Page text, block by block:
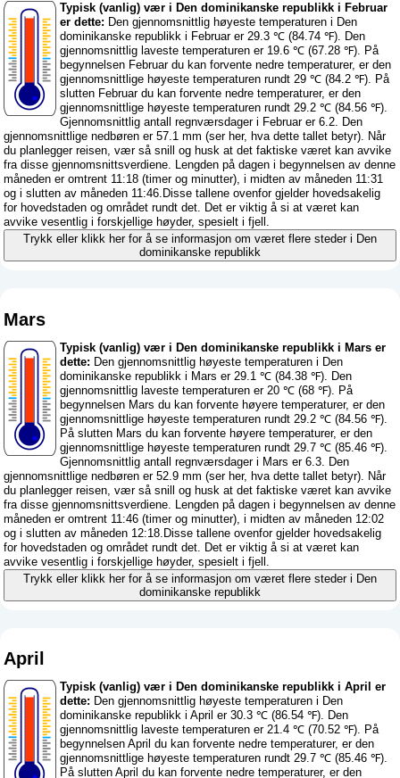
Typisk (vanlig) vær i Den dominikanske republikk i Februar
er dette: Den gjennomsnittlig høyeste temperaturen i Den
dominikanske republikk i Februar er 29.3 ℃ (84.74 ℉). Den
gjennomsnittlig laveste temperaturen er 19.6 ℃ (67.28 ℉). På
begynnelsen Februar du kan forvente nedre temperaturer, er den
gjennomsnittlige høyeste temperaturen rundt 29 ℃ (84.2 ℉). På
slutten Februar du kan forvente nedre temperaturer, er den
gjennomsnittlige høyeste temperaturen rundt 29.2 ℃ (84.56 ℉).
Gjennomsnittlig antall regnværsdager i Februar er 6.2. Den
gjennomsnittlige nedbøren er 57.1 mm (ser her, hva dette tallet betyr). Når
du planlegger reisen, vær så snill og husk at det faktiske været kan avvike
fra disse gjennomsnittsverdiene. Lengden på dagen i begynnelsen av denne
måneden er omtrent 11:18 (timer og minutter), i midten av måneden 11:31
og i slutten av måneden 11:46.Disse tallene ovenfor gjelder hovedsakelig
for hovedstaden og området rundt det. Det er viktig å si at været kan
avvike vesentlig i forskjellige høyder, spesielt i fjell.
Trykk eller klikk her for å se informasjon om været flere steder i Den
dominikanske republikk
Mars
Typisk (vanlig) vær i Den dominikanske republikk i Mars er
dette: Den gjennomsnittlig høyeste temperaturen i Den
dominikanske republikk i Mars er 29.1 ℃ (84.38 ℉). Den
gjennomsnittlig laveste temperaturen er 20 ℃ (68 ℉). På
begynnelsen Mars du kan forvente høyere temperaturer, er den
gjennomsnittlige høyeste temperaturen rundt 29.2 ℃ (84.56 ℉).
På slutten Mars du kan forvente høyere temperaturer, er den
gjennomsnittlige høyeste temperaturen rundt 29.7 ℃ (85.46 ℉).
Gjennomsnittlig antall regnværsdager i Mars er 6.3. Den
gjennomsnittlige nedbøren er 52.9 mm (ser her, hva dette tallet betyr). Når
du planlegger reisen, vær så snill og husk at det faktiske været kan avvike
fra disse gjennomsnittsverdiene. Lengden på dagen i begynnelsen av denne
måneden er omtrent 11:46 (timer og minutter), i midten av måneden 12:02
og i slutten av måneden 12:18.Disse tallene ovenfor gjelder hovedsakelig
for hovedstaden og området rundt det. Det er viktig å si at været kan
avvike vesentlig i forskjellige høyder, spesielt i fjell.
Trykk eller klikk her for å se informasjon om været flere steder i Den
dominikanske republikk
April
Typisk (vanlig) vær i Den dominikanske republikk i April er
dette: Den gjennomsnittlig høyeste temperaturen i Den
dominikanske republikk i April er 30.3 ℃ (86.54 ℉). Den
gjennomsnittlig laveste temperaturen er 21.4 ℃ (70.52 ℉). På
begynnelsen April du kan forvente nedre temperaturer, er den
gjennomsnittlige høyeste temperaturen rundt 29.7 ℃ (85.46 ℉).
På slutten April du kan forvente nedre temperaturer, er den